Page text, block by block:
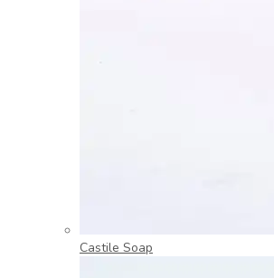
Castile Soap